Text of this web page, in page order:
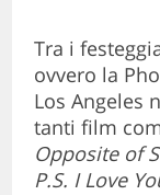
Tra i
ovvero la
Los Angeles
tanti film
Opposite of
P.S. I Love